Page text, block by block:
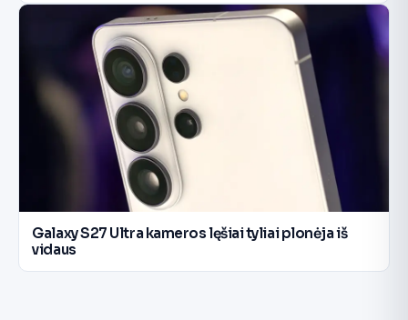
Galaxy S27 Ultra kameros lęšiai tyliai plonėja iš
vidaus